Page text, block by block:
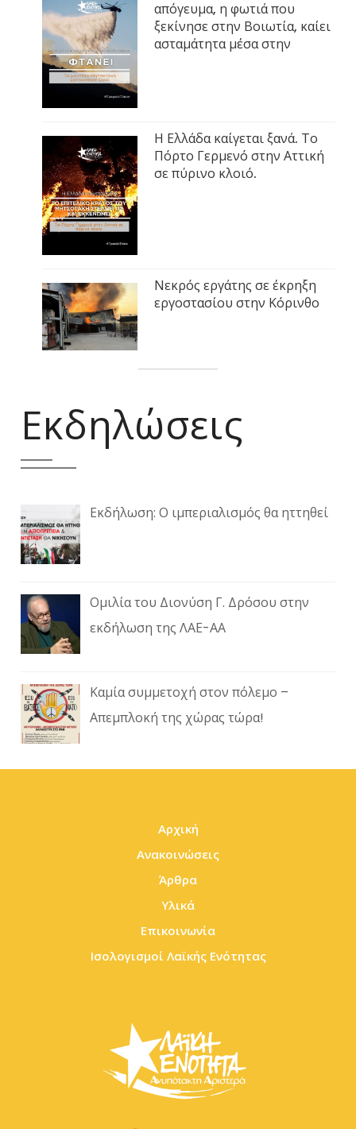
απόγευμα, η φωτιά που
ξεκίνησε στην Βοιωτία, καίει
ασταμάτητα μέσα στην
Η Ελλάδα καίγεται ξανά. Το
Πόρτο Γερμενό στην Αττική
σε πύρινο κλοιό.
Νεκρός εργάτης σε έκρηξη
εργοστασίου στην Κόρινθο
Εκδηλώσεις
Εκδήλωση: Ο ιμπεριαλισμός θα ηττηθεί
Ομιλία του Διονύση Γ. Δρόσου στην
εκδήλωση της ΛΑΕ-ΑΑ
Καμία συμμετοχή στον πόλεμο –
Απεμπλοκή της χώρας τώρα!
Αρχική
Ανακοινώσεις
Άρθρα
Υλικά
Επικοινωνία
Ισολογισμοί Λαϊκής Ενότητας